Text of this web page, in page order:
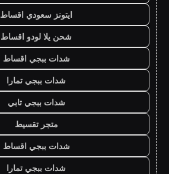
ايتونز سعودي اقساط
شحن يلا لودو اقساط
شدات ببجي اقساط
شدات ببجي تمارا
شدات ببجي تابي
متجر تقسيط
شدات ببجي اقساط
شدات ببجي تمارا